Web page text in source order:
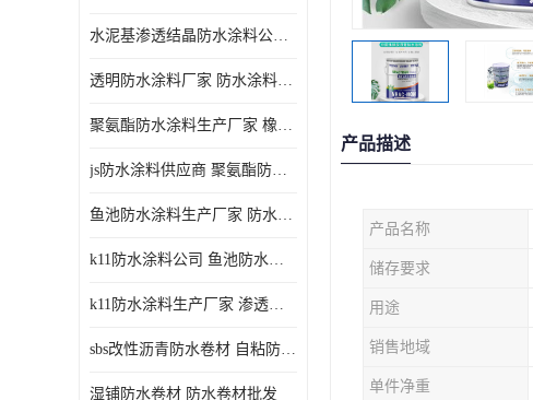
水泥基渗透结晶防水涂料公司 室外防水涂料
透明防水涂料厂家 防水涂料屋顶
聚氨酯防水涂料生产厂家 橡胶沥青防水涂料
js防水涂料供应商 聚氨酯防水涂料
鱼池防水涂料生产厂家 防水涂料
k11防水涂料公司 鱼池防水涂料
k11防水涂料生产厂家 渗透结晶防水涂料
sbs改性沥青防水卷材 自粘防水卷材厂家
湿铺防水卷材 防水卷材批发
产品描述
产品名称
储存要求
用途
销售地域
单件净重